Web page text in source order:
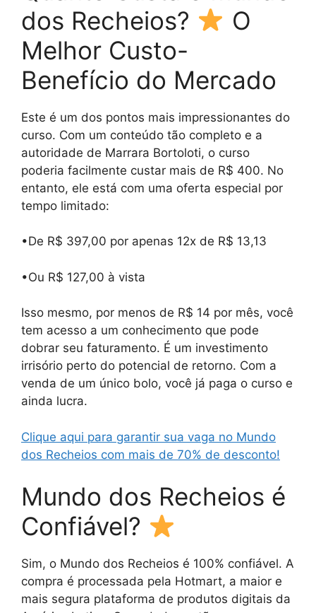
dos Recheios?
O
Melhor Custo-
Benefício do Mercado
Este é um dos pontos mais impressionantes do
curso. Com um conteúdo tão completo e a
autoridade de Marrara Bortoloti, o curso
poderia facilmente custar mais de R$ 400. No
entanto, ele está com uma oferta especial por
tempo limitado:
•De R$ 397,00 por apenas 12x de R$ 13,13
•Ou R$ 127,00 à vista
Isso mesmo, por menos de R$ 14 por mês, você
tem acesso a um conhecimento que pode
dobrar seu faturamento. É um investimento
irrisório perto do potencial de retorno. Com a
venda de um único bolo, você já paga o curso e
ainda lucra.
Clique aqui para garantir sua vaga no Mundo
dos Recheios com mais de 70% de desconto!
Mundo dos Recheios é
Confiável?
Sim, o Mundo dos Recheios é 100% confiável. A
compra é processada pela Hotmart, a maior e
mais segura plataforma de produtos digitais da